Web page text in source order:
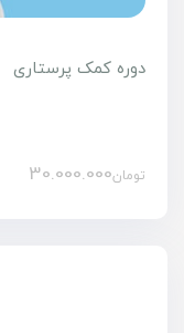
دوره کمک پرستاری
تومان30.000.000